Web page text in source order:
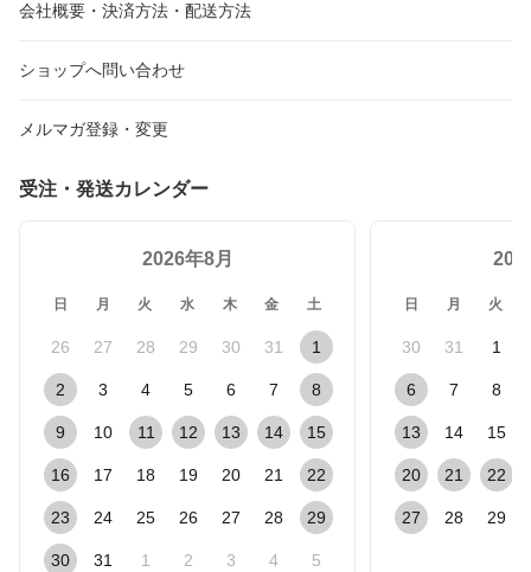
会社概要・決済方法・配送方法
ショップへ問い合わせ
メルマガ登録・変更
受注・発送カレンダー
2026年8月
日 月 火 水 木 金 土
26 27 28 29 30 31 1
2 3 4 5 6 7 8
9 10 11 12 13 14 15
16 17 18 19 20 21 22
23 24 25 26 27 28 29
30 31 1 2 3 4 5
日 月 火
30 31 1
6 7 8
13 14 15
20 21 22
27 28 29